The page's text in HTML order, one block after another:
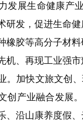
发展生命健康产
研发，促进生命
橡胶等高分子材
机、再现工业强
加快文旅文创、
创产业融合发展
、沿山康养度假